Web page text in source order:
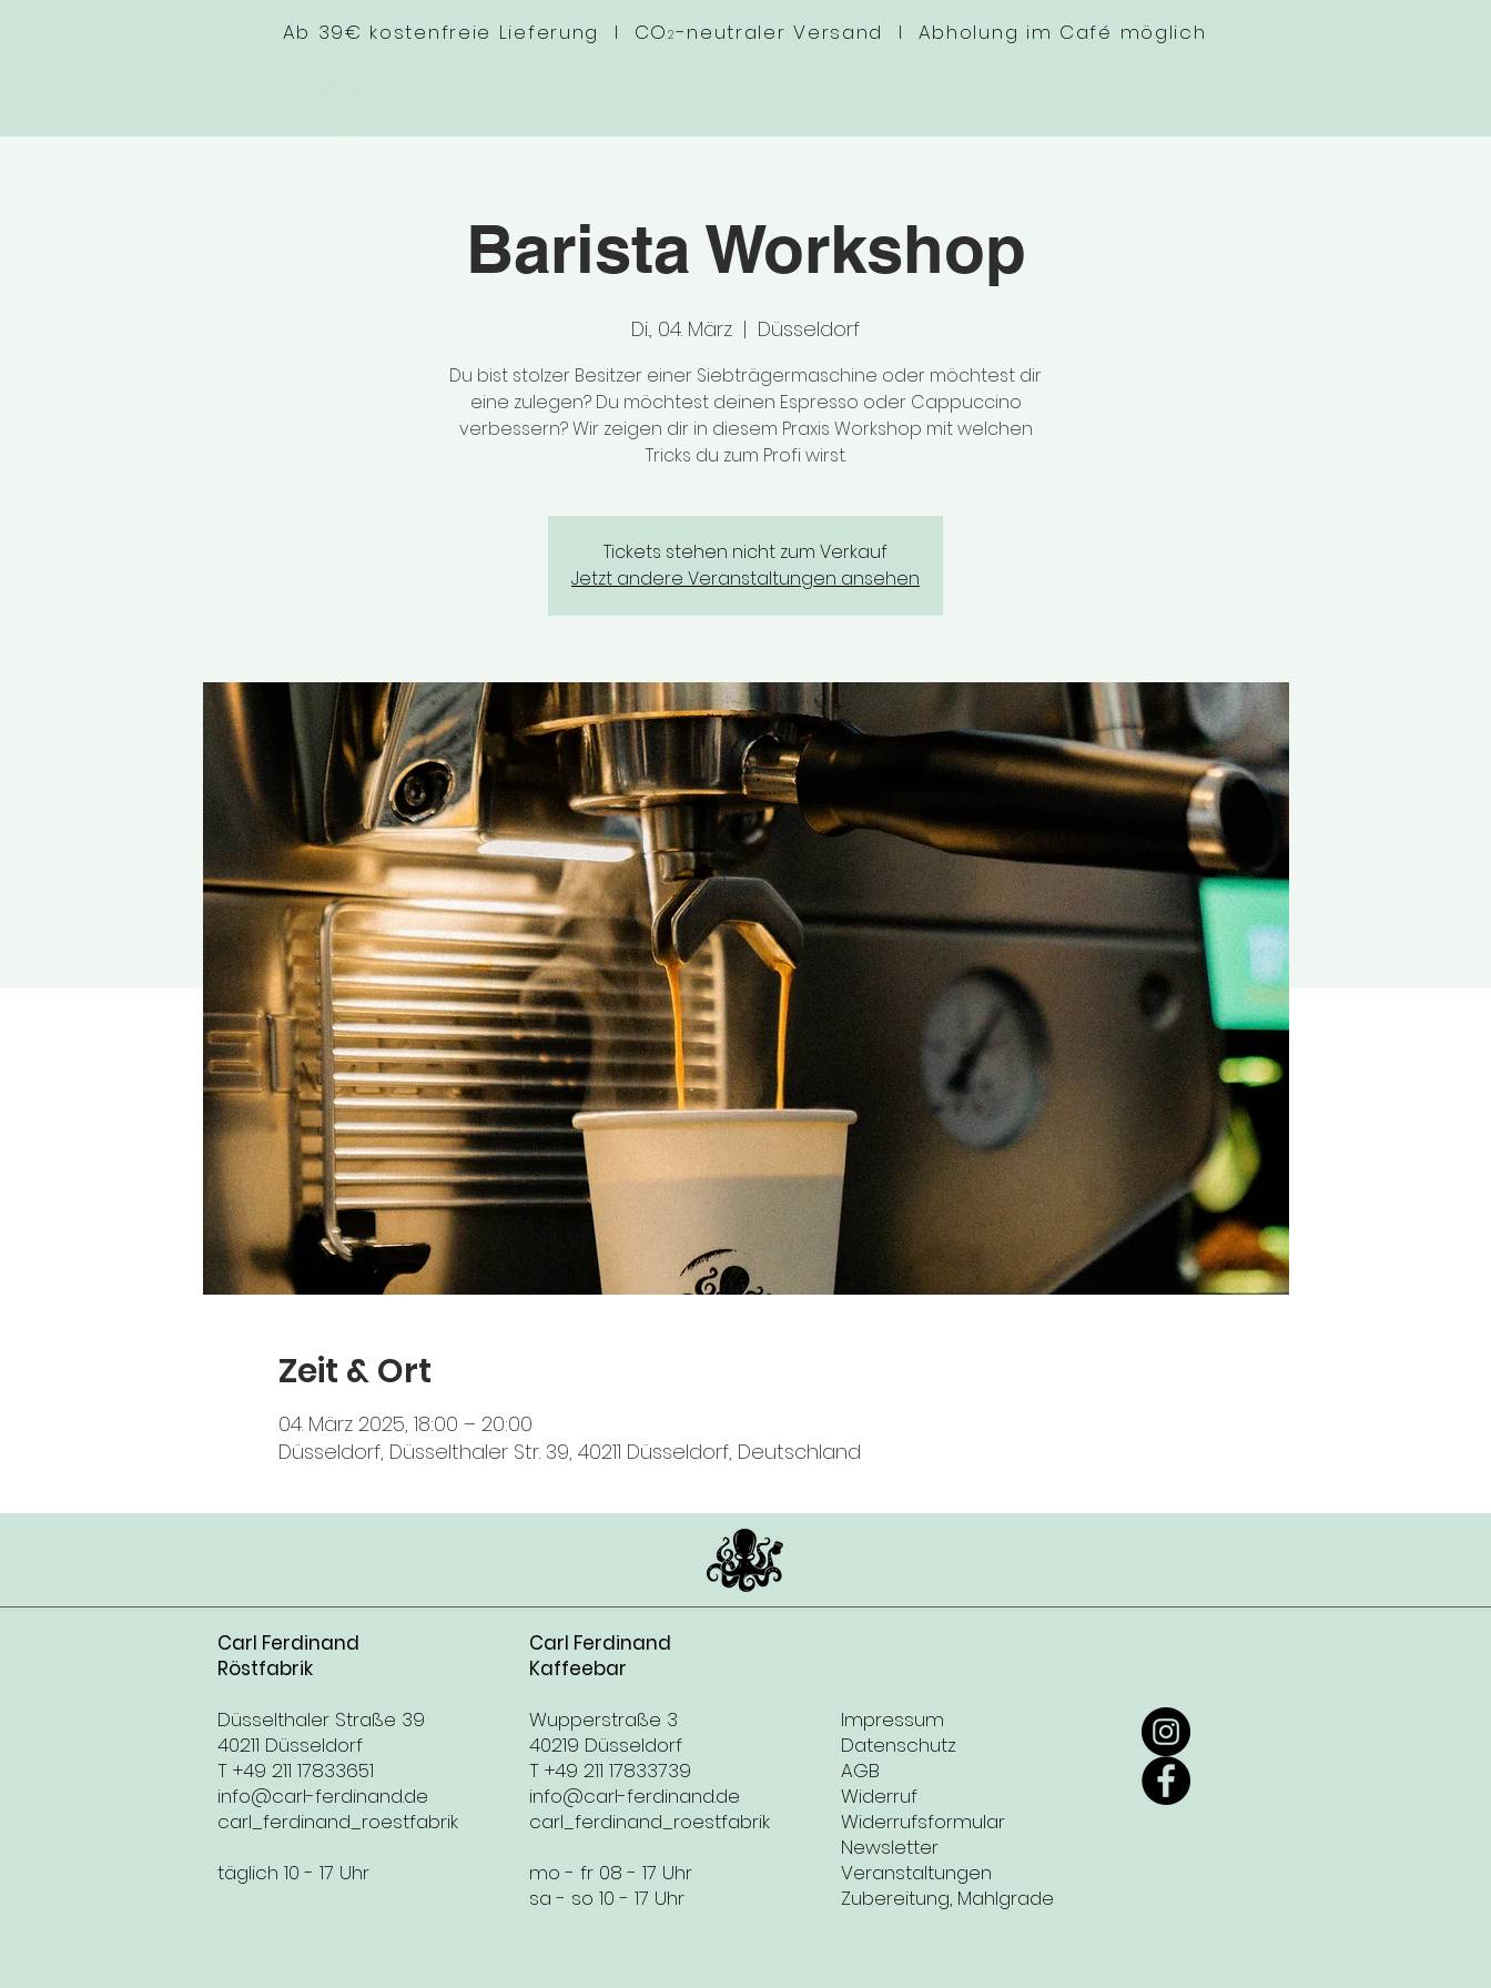
Ab 39€ kostenfreie Lieferung I CO2-neutraler Versand I Abholung im Café möglich
Barista Workshop
Di., 04. März
  |
Düsseldorf
Du bist stolzer Besitzer einer Siebträgermaschine oder möchtest dir
eine zulegen? Du möchtest deinen Espresso oder Cappuccino
verbessern? Wir zeigen dir in diesem Praxis Workshop mit welchen
Tricks du zum Profi wirst.
Tickets stehen nicht zum Verkauf
Jetzt andere Veranstaltungen ansehen
Zeit & Ort
04. März 2025, 18:00 – 20:00
Düsseldorf, Düsselthaler Str. 39, 40211 Düsseldorf, Deutschland
Carl Ferdinand
Röstfabrik
Düsselthaler Straße 39
40211 Düsseldorf
T +49 211 17833651
info@carl-ferdinand.de
carl_ferdinand_roestfabrik
täglich 10 - 17 Uhr
Carl Ferdinand
Kaffeebar
Wupperstraße 3
40219 Düsseldorf
T +49 211 17833739
info@carl-ferdinand.de
carl_ferdinand_roestfabrik
mo - fr 08 - 17 Uhr
sa - so 10 - 17 Uhr
Impressum
Datenschutz
AGB
Widerruf
Widerrufsformular
Newsletter
Veranstaltungen
Zubereitung, Mahlgrade